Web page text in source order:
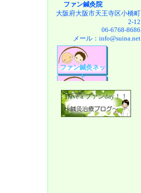
ファン鍼灸院
大阪府大阪市天王寺区小橋町
2-12
06-6768-8686
メール： info@suina.net
ファン鍼灸ネッ
ト
Have a ファンday！！